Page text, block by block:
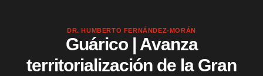
DR. HUMBERTO FERNÁNDEZ-MORÁN
Guárico | Avanza
territorialización de la Gran